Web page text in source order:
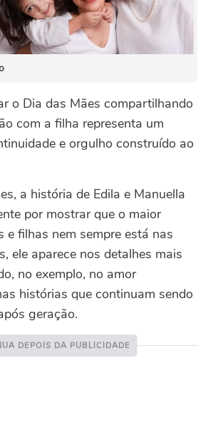
o Dia das Mães compartilhando
com a filha representa um
e orgulho construído ao
a história de Edila e Manuella
por mostrar que o maior
e filhas nem sempre está nas
ele aparece nos detalhes mais
no exemplo, no amor
histórias que continuam sendo
geração.